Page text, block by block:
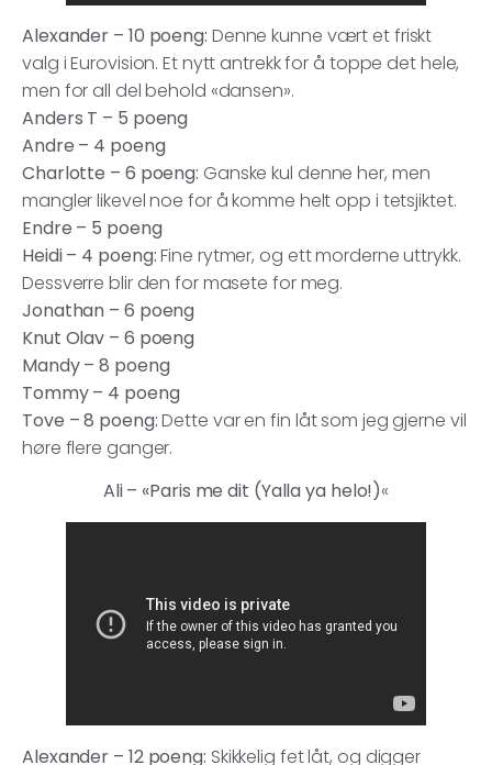
Alexander – 10 poeng: Denne kunne vært et friskt
valg i Eurovision. Et nytt antrekk for å toppe det hele,
men for all del behold «dansen».
Anders T – 5 poeng
Andre – 4 poeng
Charlotte – 6 poeng: Ganske kul denne her, men
mangler likevel noe for å komme helt opp i tetsjiktet.
Endre – 5 poeng
Heidi – 4 poeng:Fine rytmer, og ett morderne uttrykk.
Dessverre blir den for masete for meg.
Jonathan – 6 poeng
Knut Olav – 6 poeng
Mandy – 8 poeng
Tommy – 4 poeng
Tove – 8 poeng:Dette var en fin låt som jeg gjerne vil
høre flere ganger.
Ali – «Paris me dit (Yalla ya helo!)«
Alexander – 12 poeng: Skikkelig fet låt, og digger